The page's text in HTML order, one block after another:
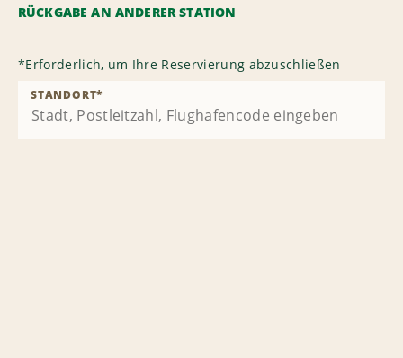
RÜCKGABE AN ANDERER STATION
*Erforderlich, um Ihre Reservierung abzuschließen
STANDORT*